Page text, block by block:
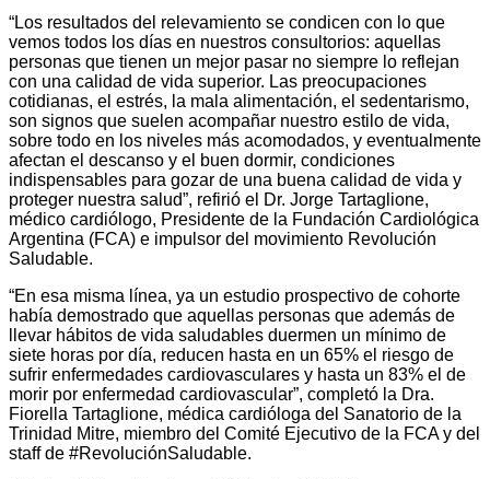
“Los resultados del relevamiento se condicen con lo que
vemos todos los días en nuestros consultorios: aquellas
personas que tienen un mejor pasar no siempre lo reflejan
con una calidad de vida superior. Las preocupaciones
cotidianas, el estrés, la mala alimentación, el sedentarismo,
son signos que suelen acompañar nuestro estilo de vida,
sobre todo en los niveles más acomodados, y eventualmente
afectan el descanso y el buen dormir, condiciones
indispensables para gozar de una buena calidad de vida y
proteger nuestra salud”, refirió el Dr. Jorge Tartaglione,
médico cardiólogo, Presidente de la Fundación Cardiológica
Argentina (FCA) e impulsor del movimiento Revolución
Saludable.
“En esa misma línea, ya un estudio prospectivo de cohorte
había demostrado que aquellas personas que además de
llevar hábitos de vida saludables duermen un mínimo de
siete horas por día, reducen hasta en un 65% el riesgo de
sufrir enfermedades cardiovasculares y hasta un 83% el de
morir por enfermedad cardiovascular”, completó la Dra.
Fiorella Tartaglione, médica cardióloga del Sanatorio de la
Trinidad Mitre, miembro del Comité Ejecutivo de la FCA y del
staff de #RevoluciónSaludable.